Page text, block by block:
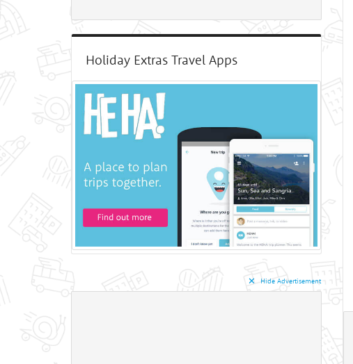
Holiday Extras Travel Apps
✕︎ Hide Advertisement